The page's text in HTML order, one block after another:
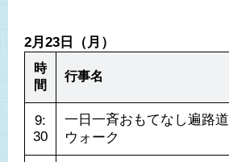
2月23日（月）
時
間
行事名
9:
30
一日一斉おもてなし遍路道
ウォーク